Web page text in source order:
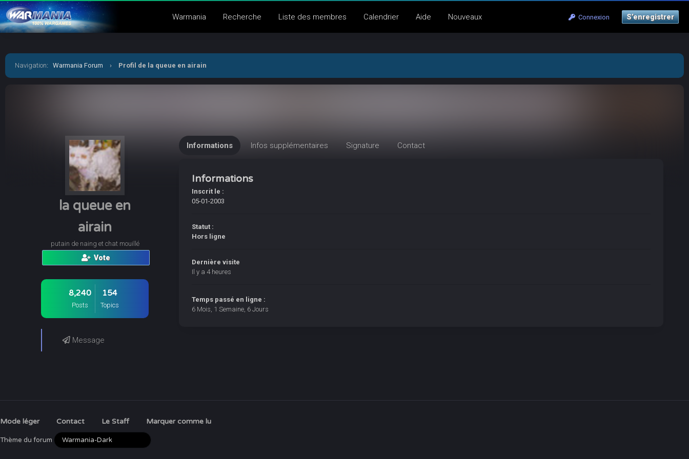
Connexion S’enregistrer
Warmania Recherche Liste des membres Calendrier Aide Nouveaux
Navigation: Warmania Forum › Profil de la queue en airain
la queue en
airain
putain de naing et chat mouillé
Vote
8,240
Posts
154
Topics
Message
Informations Infos supplémentaires Signature Contact
Informations
Inscrit le :
05-01-2003
Statut :
Hors ligne
Dernière visite
Il y a 4 heures
Temps passé en ligne :
6 Mois, 1 Semaine, 6 Jours
Mode léger Contact Le Staff Marquer comme lu
Thème du forum